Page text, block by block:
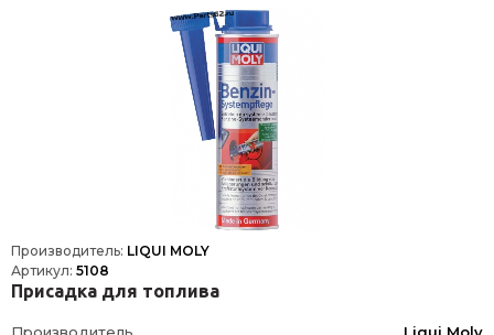
Производитель: LIQUI MOLY
Артикул: 5108
Присадка для топлива